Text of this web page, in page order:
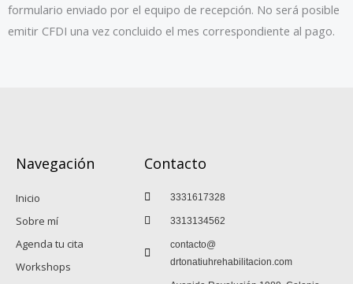
formulario enviado por el equipo de recepción. No será posible
emitir CFDI una vez concluido el mes correspondiente al pago.
Navegación
Inicio
Sobre mí
Agenda tu cita
Workshops
Contacto
3331617328
3313134562
contacto@
drtonatiuhrehabilitacion.com